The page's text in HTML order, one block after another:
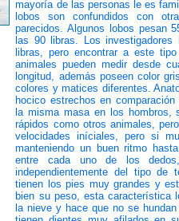
mayoría de las personas le es
lobos son confundidos con
parecidos. Algunos lobos pesan
las 90 libras. Los
libras, pero encontrar a este
animales pueden medir desde
longitud, además poseen color
colores y matices diferentes.
hocico estrechos en
la misma masa en los hombros,
rápidos como otros animales,
velocidades iníciales, pero si
manteniendo un buen ritmo
entre cada uno de los
independientemente del tipo de
tienen los pies muy grandes y
bien su peso, esta característica
la nieve y hace que no se